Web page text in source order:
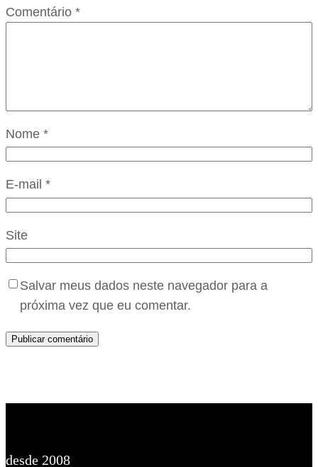
Comentário *
Nome *
E-mail *
Site
Salvar meus dados neste navegador para a
próxima vez que eu comentar.
desde 2008